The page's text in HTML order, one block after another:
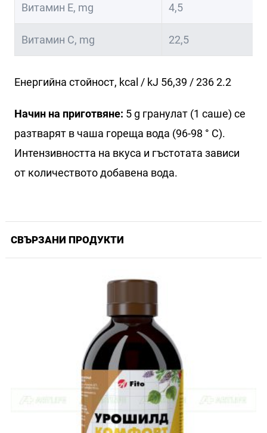
Витамин Е, mg 4,5
Витамин С, mg 22,5
Енергийна стойност, kcal / kJ 56,39 / 236 2.2
Начин на приготвяне: 5 g гранулат (1 саше) се
разтварят в чаша гореща вода (96-98 ° C).
Интензивността на вкуса и гъстотата зависи
от количеството добавена вода.
СВЪРЗАНИ ПРОДУКТИ